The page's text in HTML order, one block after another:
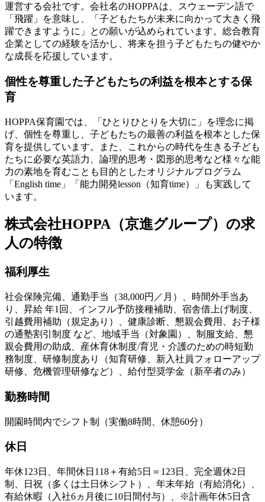
運営する会社です。会社名のHOPPAは、スウェーデン語で
「飛躍」を意味し、
「子どもたちが未来に向かって大きく飛
躍できますように」
との願いが込められています。総合教育
企業としての経験を活かし、将来を担う子どもたちの健やか
な成長を応援しています。
個性を尊重した子どもたちの利益を根本とする保
育
HOPPA保育園では、 「ひとりひとりを大切に」
を理念に掲
げ、個性を尊重し、子どもたちの最善の利益を根本とした保
育を提供しています。また、これからの時代を生きる子ども
たちに必要な英語力、論理的思考・図形的思考など様々な能
力の素地を育むことも目的としたオリジナルプログラム
「English time」「能力開発lesson（知育time）」も実践して
います。
株式会社HOPPA（京進グループ）の求
人の特徴
福利厚生
社会保険完備、通勤手当（38,000円／月）、時間外手当あ
り、昇給 年1回、インフル予防接種補助、宿舎借上げ制度、
引越費用補助（規定あり）、健康診断、懇親会費用、お子様
の通塾割引制度 など、地域手当（対象園）、制服支給、懇
親会費用の助成、産休育休制度/育児・介護のための時短勤
務制度、研修制度あり（知育研修、新入社員フォローアップ
研修、危機管理研修など）、給付型奨学金（新卒者のみ）
勤務時間
開園時間内でシフト制（実働8時間、休憩60分）
休日
年休123日、年間休日118＋有給5日＝123日、完全週休2日
制、日祝（多くは土日休シフト）、年末年始（有給消化）、
有給休暇（入社6ヵ月後に10日間付与）、※計画年休5日含